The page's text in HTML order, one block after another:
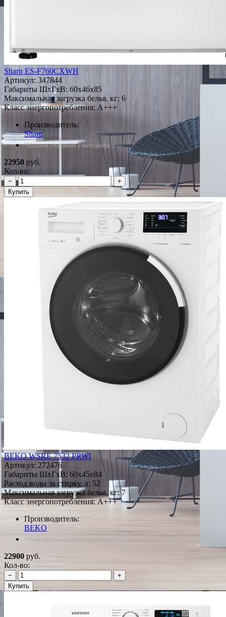
Sharp ES-F760CXWH
Артикул: 347844
Габариты ШxГxВ: 60x46x85
Максимальная загрузка белья, кг: 6
Класс энергопотребления: A+++
Производитель:
Sharp
*Наличие уточняйте у менеджера
22950 руб.
Кол-во:
−
+
Купить
BEKO WSRE 7532 PRWI
Артикул: 272476
Габариты ШxГxВ: 60x45x84
Расход воды за стирку, л: 52
Максимальная загрузка белья, кг: 7
Класс энергопотребления: A+++
Производитель:
BEKO
*Наличие уточняйте у менеджера
22900 руб.
Кол-во:
−
+
Купить